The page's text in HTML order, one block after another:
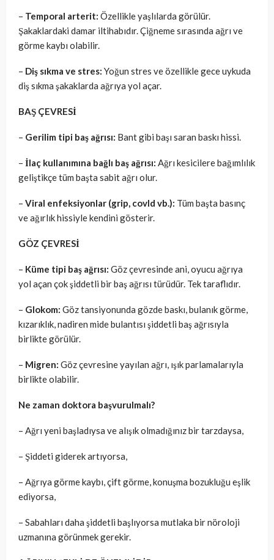
– Temporal arterit: Özellikle yaşlılarda görülür.
Şakaklardaki damar iltihabıdır. Çiğneme sırasında ağrı ve
görme kaybı olabilir.
– Diş sıkma ve stres: Yoğun stres ve özellikle gece uykuda
diş sıkma şakaklarda ağrıya yol açar.
BAŞ ÇEVRESİ
– Gerilim tipi baş ağrısı: Bant gibi başı saran baskı hissi.
– İlaç kullanımına bağlı baş ağrısı: Ağrı kesicilere bağımlılık
geliştikçe tüm başta sabit ağrı olur.
– Viral enfeksiyonlar (grip, covId vb.): Tüm başta basınç
ve ağırlık hissiyle kendini gösterir.
GÖZ ÇEVRESİ
– Küme tipi baş ağrısı: Göz çevresinde ani, oyucu ağrıya
yol açan çok şiddetli bir baş ağrısı türüdür. Tek taraflıdır.
– Glokom: Göz tansiyonunda gözde baskı, bulanık görme,
kızarıklık, nadiren mide bulantısı şiddetli baş ağrısıyla
birlikte görülür.
– Migren: Göz çevresine yayılan ağrı, ışık parlamalarıyla
birlikte olabilir.
Ne zaman doktora başvurulmalı?
– Ağrı yeni başladıysa ve alışık olmadığınız bir tarzdaysa,
– Şiddeti giderek artıyorsa,
– Ağrıya görme kaybı, çift görme, konuşma bozukluğu eşlik
ediyorsa,
– Sabahları daha şiddetli başlıyorsa mutlaka bir nöroloji
uzmanına görünmek gerekir.